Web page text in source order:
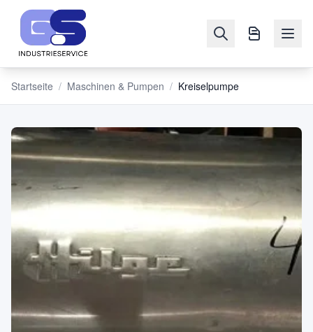
NAVIGATION
Maschinen
&
Pumpen
Verkaufen
Blog
Startseite / Maschinen & Pumpen / Kreiselpumpe